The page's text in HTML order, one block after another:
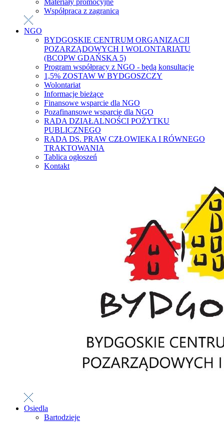
Współpraca z zagranicą
NGO
BYDGOSKIE CENTRUM ORGANIZACJI
POZARZĄDOWYCH I WOLONTARIATU
(BCOPW GDAŃSKA 5)
Program współpracy z NGO - będą konsultacje
1,5% ZOSTAW W BYDGOSZCZY
Wolontariat
Informacje bieżące
Finansowe wsparcie dla NGO
Pozafinansowe wsparcie dla NGO
RADA DZIAŁALNOŚCI POŻYTKU
PUBLICZNEGO
RADA DS. PRAW CZŁOWIEKA I RÓWNEGO
TRAKTOWANIA
Tablica ogłoszeń
Kontakt
Osiedla
Bartodzieje